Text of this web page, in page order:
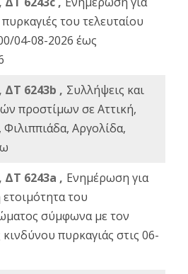
του τελευταίου
04-08-2026 έως
ΔΤ 6243b , Συλλήψεις και
προστίμων σε Αττική,
Φιλιππιάδα, Αργολίδα,
ΔΤ 6243a , Ενημέρωση για
του
σύμφωνα με τον
πυρκαγιάς στις 06-